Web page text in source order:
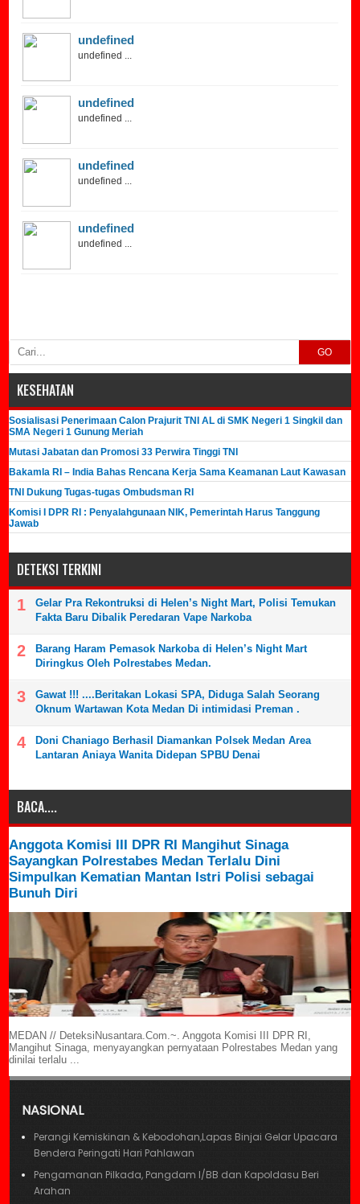
undefined
undefined ...
undefined
undefined ...
undefined
undefined ...
undefined
undefined ...
GO
KESEHATAN
Sosialisasi Penerimaan Calon Prajurit TNI AL di SMK Negeri 1 Singkil dan
SMA Negeri 1 Gunung Meriah
Mutasi Jabatan dan Promosi 33 Perwira Tinggi TNI
Bakamla RI – India Bahas Rencana Kerja Sama Keamanan Laut Kawasan
TNI Dukung Tugas-tugas Ombudsman RI
Komisi I DPR RI : Penyalahgunaan NIK, Pemerintah Harus Tanggung
Jawab
DETEKSI TERKINI
Gelar Pra Rekontruksi di Helen’s Night Mart, Polisi Temukan
Fakta Baru Dibalik Peredaran Vape Narkoba
Barang Haram Pemasok Narkoba di Helen’s Night Mart
Diringkus Oleh Polrestabes Medan.
Gawat !!! ....Beritakan Lokasi SPA, Diduga Salah Seorang
Oknum Wartawan Kota Medan Di intimidasi Preman .
Doni Chaniago Berhasil Diamankan Polsek Medan Area
Lantaran Aniaya Wanita Didepan SPBU Denai
BACA....
Anggota Komisi III DPR RI Mangihut Sinaga
Sayangkan Polrestabes Medan Terlalu Dini
Simpulkan Kematian Mantan Istri Polisi sebagai
Bunuh Diri
MEDAN // DeteksiNusantara.Com.~. Anggota Komisi III DPR RI,
Mangihut Sinaga, menyayangkan pernyataan Polrestabes Medan yang
dinilai terlalu ...
NASIONAL
Perangi Kemiskinan & Kebodohan,Lapas Binjai Gelar Upacara
Bendera Peringati Hari Pahlawan
Pengamanan Pilkada, Pangdam I/BB dan Kapoldasu Beri
Arahan